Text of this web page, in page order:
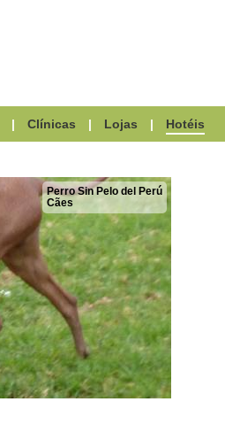
| Clínicas | Lojas | Hotéis
Perro Sin Pelo del Perú
Cães